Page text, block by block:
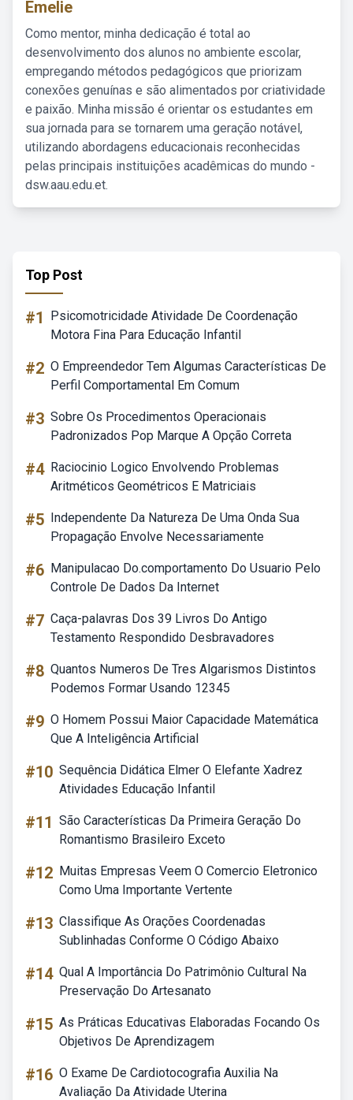
Emelie
Como mentor, minha dedicação é total ao
desenvolvimento dos alunos no ambiente escolar,
empregando métodos pedagógicos que priorizam
conexões genuínas e são alimentados por criatividade
e paixão. Minha missão é orientar os estudantes em
sua jornada para se tornarem uma geração notável,
utilizando abordagens educacionais reconhecidas
pelas principais instituições acadêmicas do mundo -
dsw.aau.edu.et.
Top Post
#1
Psicomotricidade Atividade De Coordenação
Motora Fina Para Educação Infantil
#2 O Empreendedor Tem Algumas Características De
Perfil Comportamental Em Comum
#3 Sobre Os Procedimentos Operacionais
Padronizados Pop Marque A Opção Correta
#4 Raciocinio Logico Envolvendo Problemas
Aritméticos Geométricos E Matriciais
#5 Independente Da Natureza De Uma Onda Sua
Propagação Envolve Necessariamente
#6 Manipulacao Do.comportamento Do Usuario Pelo
Controle De Dados Da Internet
#7 Caça-palavras Dos 39 Livros Do Antigo
Testamento Respondido Desbravadores
#8 Quantos Numeros De Tres Algarismos Distintos
Podemos Formar Usando 12345
#9 O Homem Possui Maior Capacidade Matemática
Que A Inteligência Artificial
#10 Sequência Didática Elmer O Elefante Xadrez
Atividades Educação Infantil
#11 São Características Da Primeira Geração Do
Romantismo Brasileiro Exceto
#12 Muitas Empresas Veem O Comercio Eletronico
Como Uma Importante Vertente
#13 Classifique As Orações Coordenadas
Sublinhadas Conforme O Código Abaixo
#14 Qual A Importância Do Patrimônio Cultural Na
Preservação Do Artesanato
#15 As Práticas Educativas Elaboradas Focando Os
Objetivos De Aprendizagem
#16 O Exame De Cardiotocografia Auxilia Na
Avaliação Da Atividade Uterina